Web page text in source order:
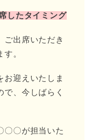
したタイミング
ご出席いただき
。
お迎えいたしま
、今しばらく
〇〇が担当いた